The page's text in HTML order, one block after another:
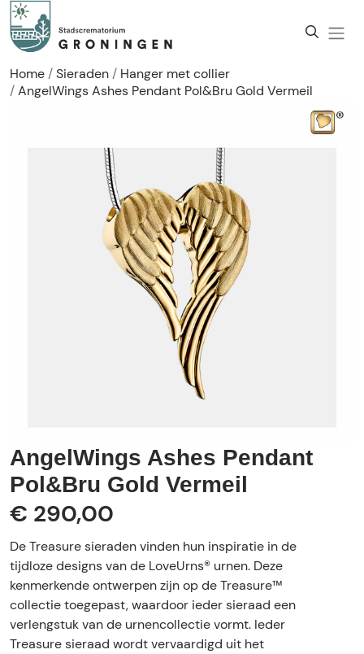
Home Sieraden
Hanger met collier
AngelWings Ashes Pendant Pol&Bru Gold Vermeil
AngelWings Ashes Pendant
Pol&Bru Gold Vermeil
€ 290,00
De Treasure sieraden vinden hun inspiratie in de
tijdloze designs van de LoveUrns® urnen. Deze
kenmerkende ontwerpen zijn op de Treasure™
collectie toegepast, waardoor ieder sieraad een
verlengstuk van de urnencollectie vormt. Ieder
Treasure sieraad wordt vervaardigd uit het